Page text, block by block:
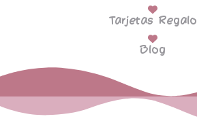
Tarjetas Regalo
Blog